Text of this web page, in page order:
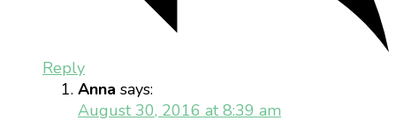
Reply
Anna says:
August 30, 2016 at 8:39 am